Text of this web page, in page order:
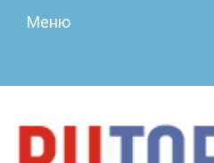
Меню